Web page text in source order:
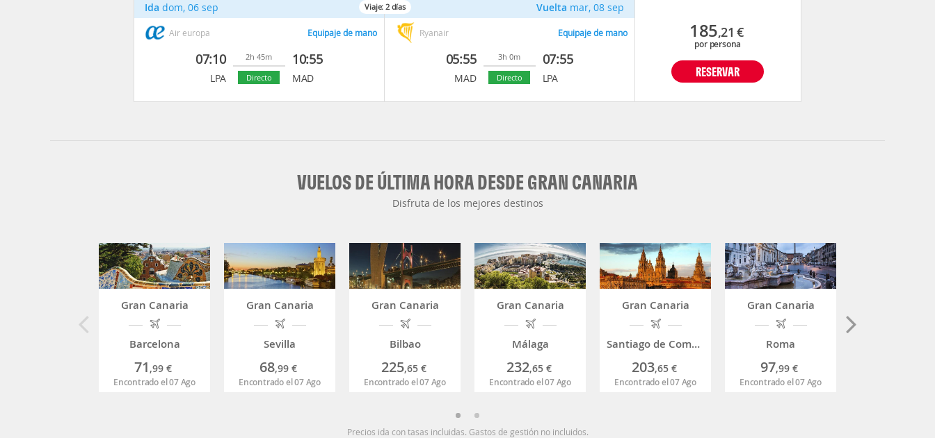
Viaje: 2días
Ida dom, 06 sep
Air europa Equipaje de mano
07:10
LPA
2h 45m
Directo
10:55
MAD
Vuelta mar, 08 sep
Ryanair Equipaje de mano
05:55
MAD
3h 0m
Directo
07:55
LPA
185,21 €
por persona
RESERVAR
VUELOS DE ÚLTIMA HORA DESDE GRAN CANARIA
Disfruta de los mejores destinos
Gran Canaria
Barcelona
71 ,99 €
Encontrado el 07 Ago
Gran Canaria
Sevilla
68,99 €
Encontrado el 07 Ago
Gran Canaria
Bilbao
225,65 €
Encontrado el 07 Ago
Gran Canaria
Málaga
232,65 €
Encontrado el 07 Ago
Gran Canaria
Santiago de Compostela
203,65 €
Encontrado el 07 Ago
Gran Canaria
Roma
97,99 €
Encontrado el 07 Ago
Precios ida con tasas incluidas. Gastos de gestión no incluidos.